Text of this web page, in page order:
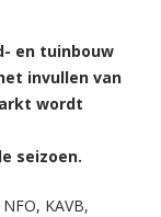
en tuinbouw
invullen van
wordt
seizoen.
KAVB,